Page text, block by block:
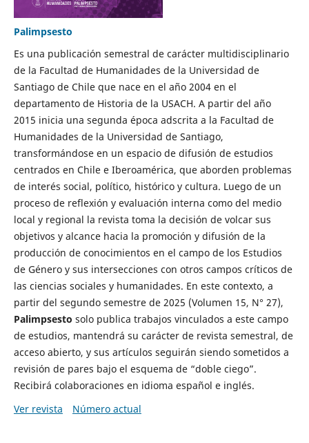
Palimpsesto
Es una publicación semestral de carácter multidisciplinario
de la Facultad de Humanidades de la Universidad de
Santiago de Chile que nace en el año 2004 en el
departamento de Historia de la USACH. A partir del año
2015 inicia una segunda época adscrita a la Facultad de
Humanidades de la Universidad de Santiago,
transformándose en un espacio de difusión de estudios
centrados en Chile e Iberoamérica, que aborden problemas
de interés social, político, histórico y cultura. Luego de un
proceso de reflexión y evaluación interna como del medio
local y regional la revista toma la decisión de volcar sus
objetivos y alcance hacia la promoción y difusión de la
producción de conocimientos en el campo de los Estudios
de Género y sus intersecciones con otros campos críticos de
las ciencias sociales y humanidades. En este contexto, a
partir del segundo semestre de 2025 (Volumen 15, N° 27),
Palimpsesto solo publica trabajos vinculados a este campo
de estudios, mantendrá su carácter de revista semestral, de
acceso abierto, y sus artículos seguirán siendo sometidos a
revisión de pares bajo el esquema de “doble ciego”.
Recibirá colaboraciones en idioma español e inglés.
Ver revista
Número actual